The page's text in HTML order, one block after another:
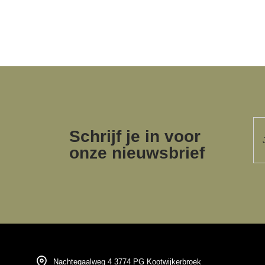
Schrijf je in voor
onze nieuwsbrief
Nachtegaalweg 4 3774 PG Kootwijkerbroek